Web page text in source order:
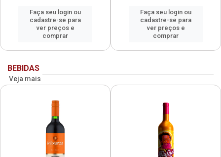
Faça seu login ou
cadastre-se para
ver preços e
comprar
Faça seu login ou
cadastre-se para
ver preços e
comprar
BEBIDAS
Veja mais